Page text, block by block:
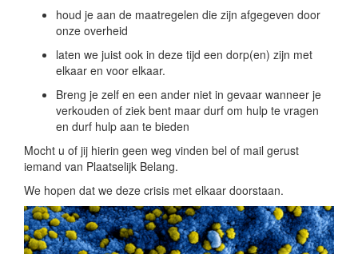
houd je aan de maatregelen die zijn afgegeven door
onze overheid
laten we juist ook in deze tijd een dorp(en) zijn met
elkaar en voor elkaar.
Breng je zelf en een ander niet in gevaar wanneer je
verkouden of ziek bent maar durf om hulp te vragen
en durf hulp aan te bieden
Mocht u of jij hierin geen weg vinden bel of mail gerust
iemand van Plaatselijk Belang.
We hopen dat we deze crisis met elkaar doorstaan.